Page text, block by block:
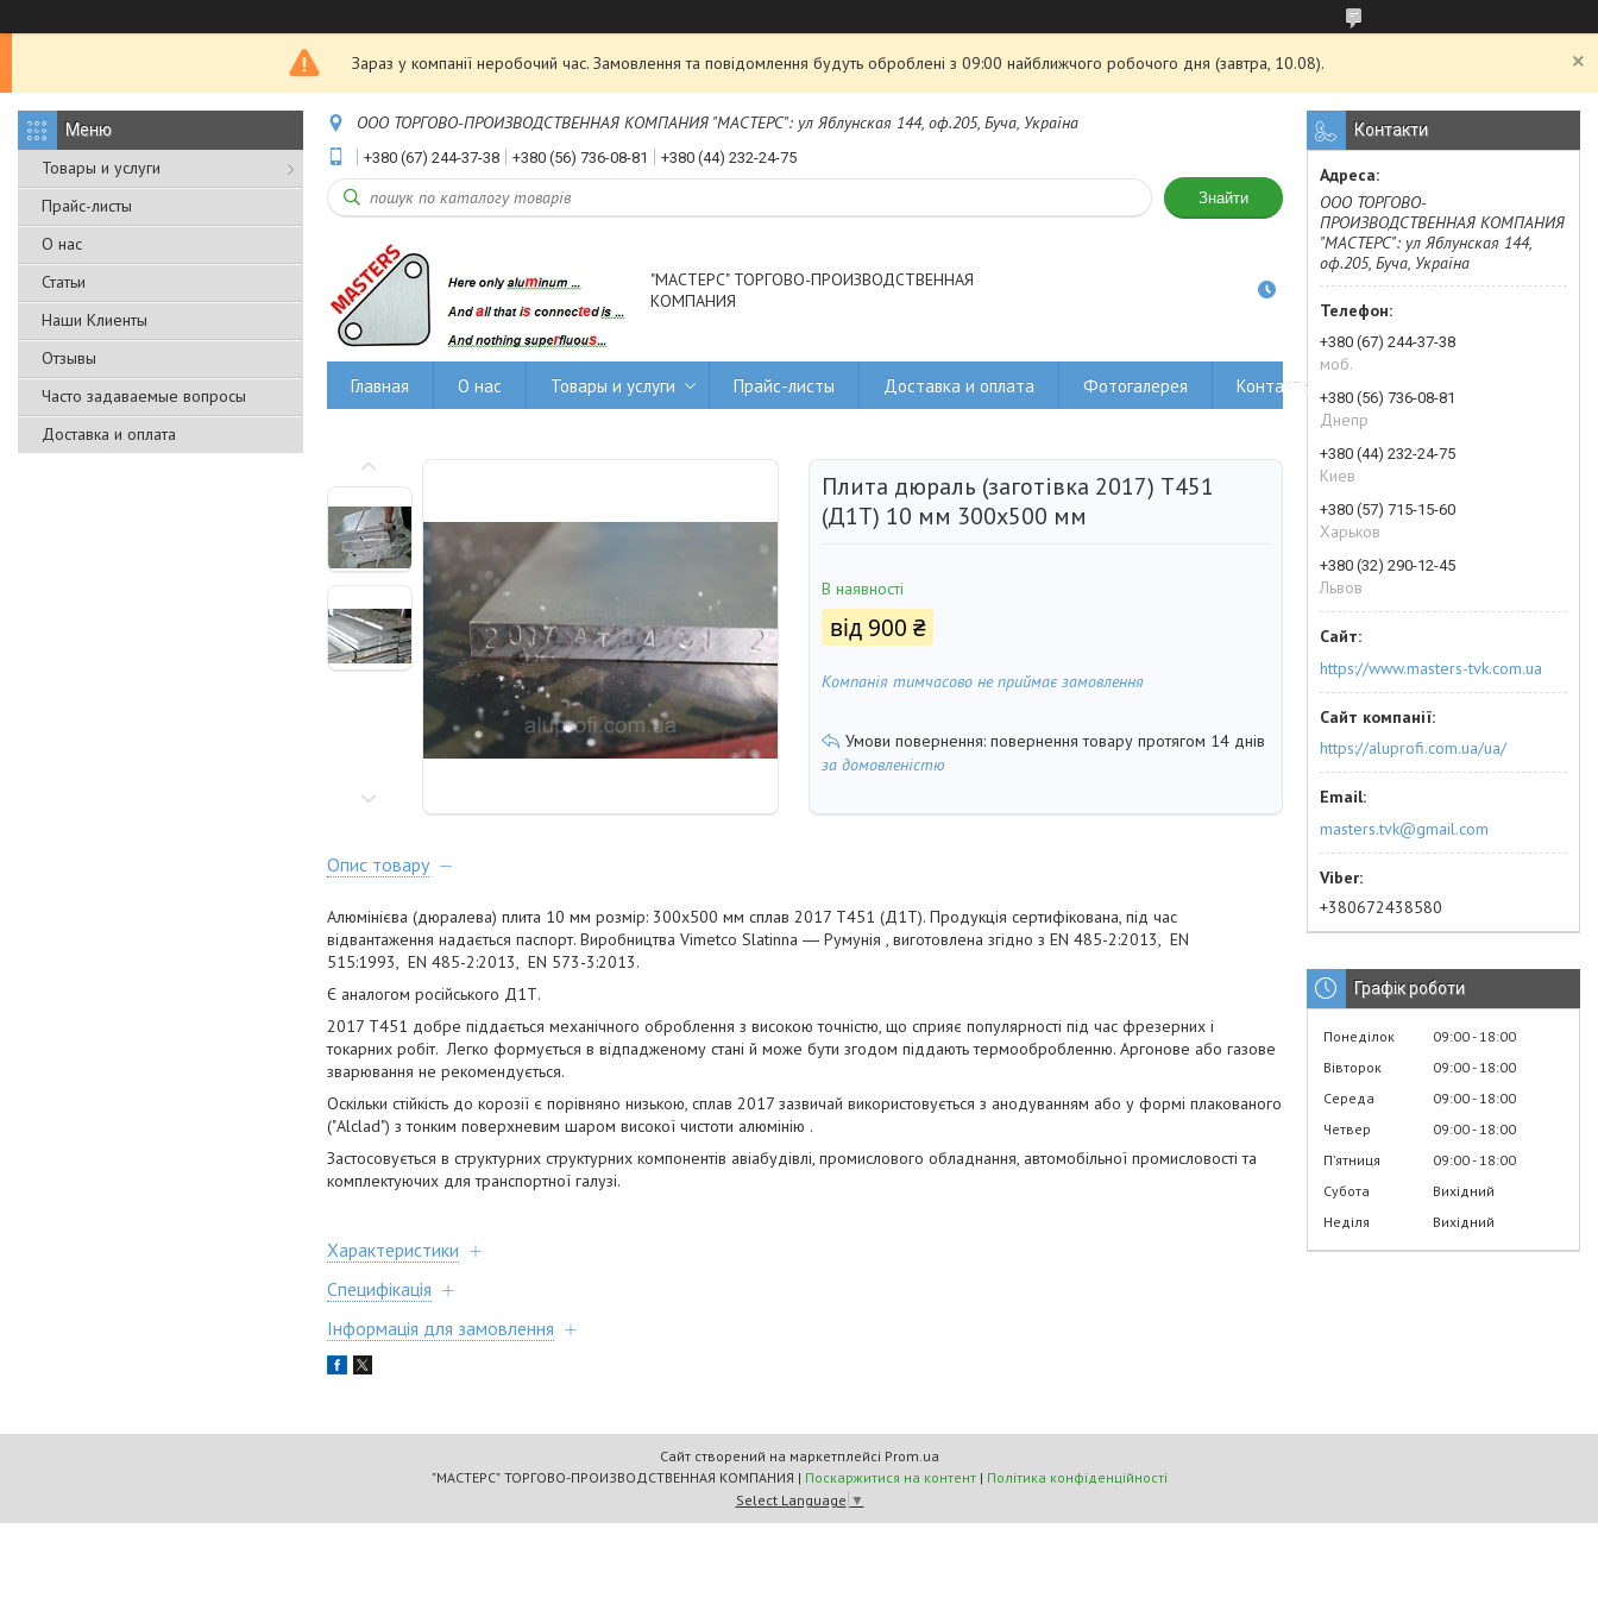
Зараз у компанії неробочий час. Замовлення та повідомлення будуть оброблені з 09:00 найближчого робочого дня (завтра, 10.08).
Товары и услуги
Прайс-листы
О нас
Статьи
Наши Клиенты
Отзывы
Часто задаваемые вопросы
Доставка и оплата
ООО ТОРГОВО-ПРОИЗВОДСТВЕННАЯ КОМПАНИЯ "МАСТЕРС": ул Яблунская 144, оф.205, Буча, Україна
+380 (67) 244-37-38 +380 (56) 736-08-81 +380 (44) 232-24-75
Знайти
"МАСТЕРС" ТОРГОВО-ПРОИЗВОДСТВЕННАЯ
КОМПАНИЯ
Главная О нас Товары и услуги Прайс-листы Доставка и оплата Фотогалерея Контакты
Плита дюраль (заготівка 2017) T451
(Д1Т) 10 мм 300х500 мм
В наявності
від 900 ₴
Компанія тимчасово не приймає замовлення
повернення товару протягом 14 днів
за домовленістю
Опис товару
Алюмінієва (дюралева) плита 10 мм розмір: 300х500 мм сплав 2017 Т451 (Д1Т). Продукція сертифікована, під час
відвантаження надається паспорт. Виробництва Vimetco Slatinna ― Румунія , виготовлена згідно з EN 485-2:2013, EN
515:1993, EN 485-2:2013, EN 573-3:2013.
Є аналогом російського Д1Т.
2017 Т451 добре піддається механічного оброблення з високою точністю, що сприяє популярності під час фрезерних і
токарних робіт. Легко формується в відпадженому стані й може бути згодом піддають термообробленню. Аргонове або газове
зварювання не рекомендується.
Оскільки стійкість до корозії є порівняно низькою, сплав 2017 зазвичай використовується з анодуванням або у формі плакованого
("Alclad") з тонким поверхневим шаром високої чистоти алюмінію .
Застосовується в структурних структурних компонентів авіабудівлі, промислового обладнання, автомобільної промисловості та
комплектуючих для транспортної галузі.
Характеристики
Специфікація
Інформація для замовлення
Контакти
ООО ТОРГОВО-
ПРОИЗВОДСТВЕННАЯ КОМПАНИЯ
"МАСТЕРС": ул Яблунская 144,
оф.205, Буча, Україна
+380 (67) 244-37-38
моб.
+380 (56) 736-08-81
Днепр
+380 (44) 232-24-75
Киев
+380 (57) 715-15-60
Харьков
+380 (32) 290-12-45
Львов
https://www.masters-tvk.com.ua
https://aluprofi.com.ua/ua/
masters.tvk@gmail.com
+380672438580
Графік роботи
Понеділок 09:00 18:00
Вівторок
09:00 18:00
Середа
09:00 18:00
Четвер
09:00 18:00
Пʼятниця
09:00 18:00
Субота
Вихідний
Неділя
Вихідний
Сайт створений на маркетплейсі Prom.ua
"МАСТЕРС" ТОРГОВО-ПРОИЗВОДСТВЕННАЯ КОМПАНИЯ | Поскаржитися на контент | Політика конфіденційності
Select Language ▼